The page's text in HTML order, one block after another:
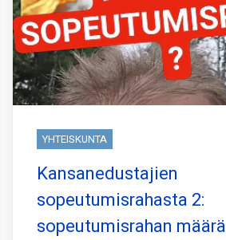
YHTEISKUNTA
Kansanedustajien
sopeutumisrahasta 2:
sopeutumisrahan määrä